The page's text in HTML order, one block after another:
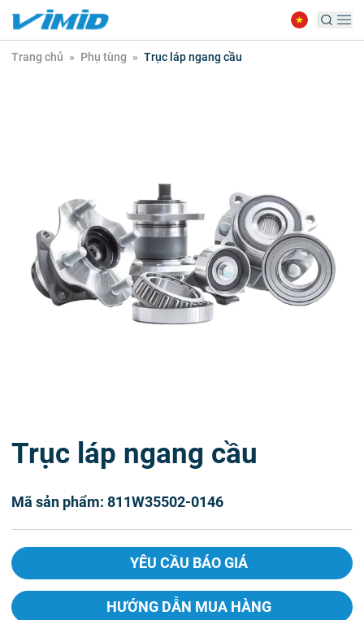
Trang chủ » Phụ tùng » Trục láp ngang cầu
Trục láp ngang cầu
Mã sản phẩm: 811W35502-0146
YÊU CẦU BÁO GIÁ
HƯỚNG DẪN MUA HÀNG